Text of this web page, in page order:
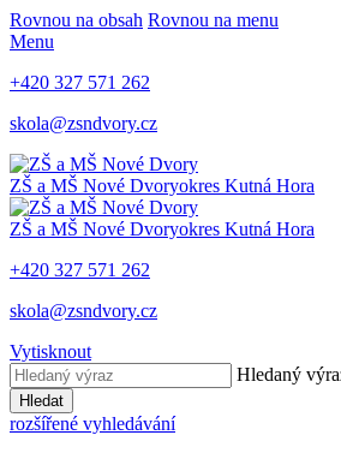
Rovnou na obsah Rovnou na menu
Menu
+420 327 571 262
skola@zsndvory.cz
ZŠ a MŠ Nové Dvoryokres Kutná Hora
ZŠ a MŠ Nové Dvoryokres Kutná Hora
+420 327 571 262
skola@zsndvory.cz
Vytisknout
Hledaný
Hledat
rozšířené vyhledávání